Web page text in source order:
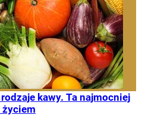
kawy. Ta najmocniej
życiem